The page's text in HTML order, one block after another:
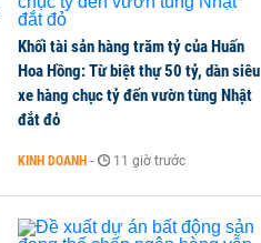
Khối tài sản hàng trăm tỷ của Huấn
Hoa Hồng: Từ biệt thự 50 tỷ, dàn siêu
xe hàng chục tỷ đến vườn tùng Nhật
đắt đỏ
KINH DOANH - 11 giờ trước